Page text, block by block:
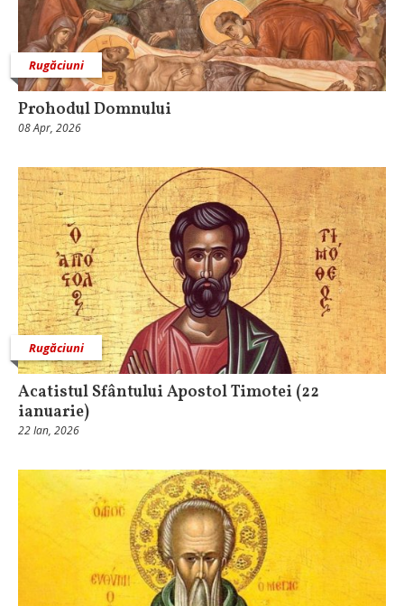
Rugăciuni
Prohodul Domnului
08 Apr, 2026
Rugăciuni
Acatistul Sfântului Apostol Timotei (22
ianuarie)
22 Ian, 2026